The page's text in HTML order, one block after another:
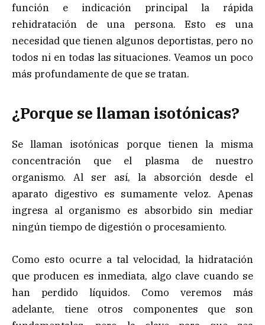
función e indicación principal la rápida
rehidratación de una persona. Esto es una
necesidad que tienen algunos deportistas, pero no
todos ni en todas las situaciones. Veamos un poco
más profundamente de que se tratan.
¿Porque se llaman isotónicas?
Se llaman isotónicas porque tienen la misma
concentración que el plasma de nuestro
organismo. Al ser así, la absorción desde el
aparato digestivo es sumamente veloz. Apenas
ingresa al organismo es absorbido sin mediar
ningún tiempo de digestión o procesamiento.
Como esto ocurre a tal velocidad, la hidratación
que producen es inmediata, algo clave cuando se
han perdido líquidos. Como veremos más
adelante, tiene otros componentes que son